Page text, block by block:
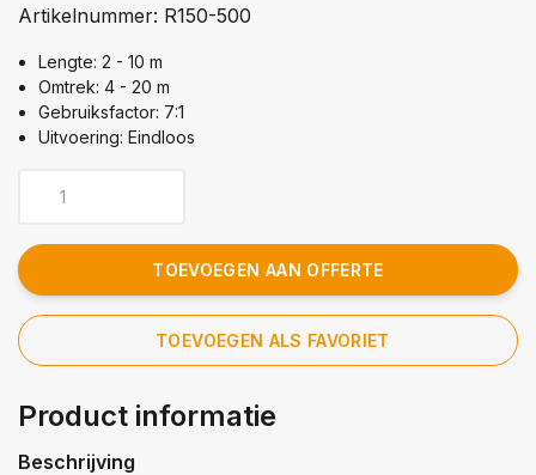
Artikelnummer: R150-500
Lengte: 2 - 10 m
Omtrek: 4 - 20 m
Gebruiksfactor: 7:1
Uitvoering: Eindloos
TOEVOEGEN AAN OFFERTE
TOEVOEGEN ALS FAVORIET
Product informatie
Beschrijving